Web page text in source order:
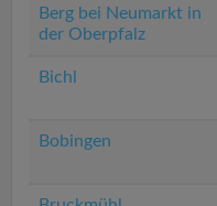
Berg bei Neumarkt in
der Oberpfalz
Bichl
Bobingen